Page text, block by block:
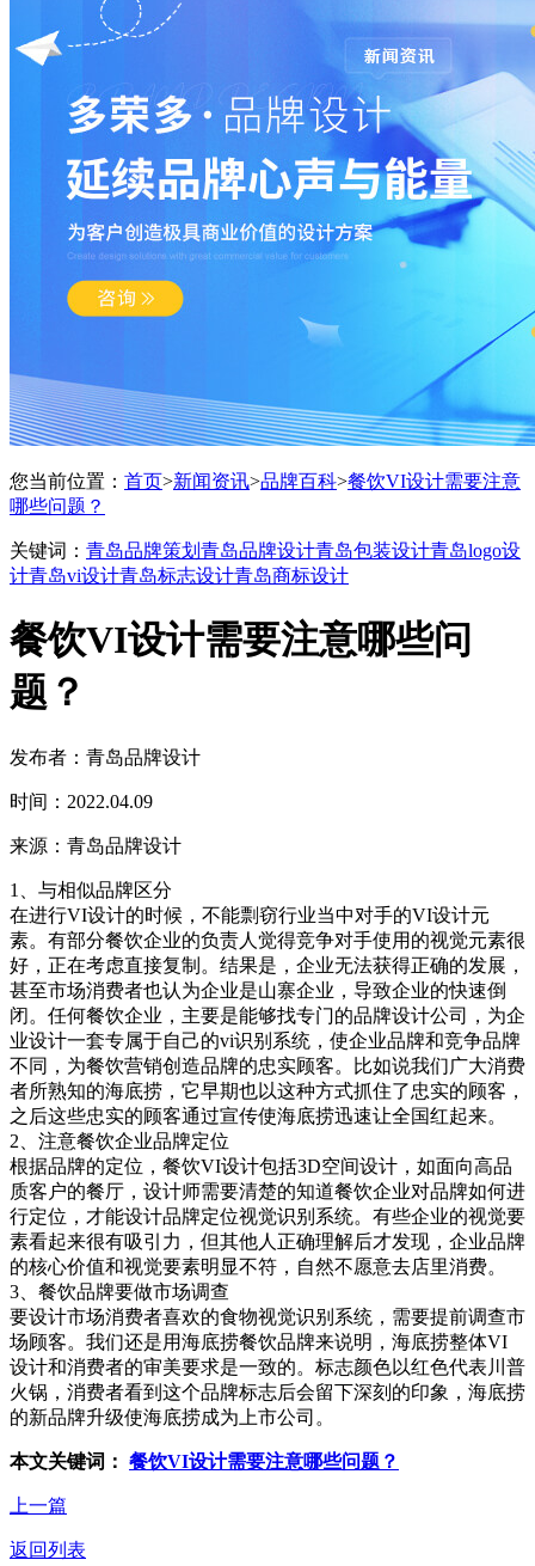
您当前位置： 首页>新闻资讯>品牌百科>餐饮VI设计需要注意
哪些问题？
关键词： 青岛品牌策划 青岛品牌设计青岛包装设计青岛logo设
计青岛vi设计青岛标志设计青岛商标设计
餐饮VI设计需要注意哪些问
题？
发布者：青岛品牌设计
时间：2022.04.09
来源：青岛品牌设计
1、与相似品牌区分
在进行VI设计的时候，不能剽窃行业当中对手的VI设计元
素。有部分餐饮企业的负责人觉得竞争对手使用的视觉元素很
好，正在考虑直接复制。结果是，企业无法获得正确的发展，
甚至市场消费者也认为企业是山寨企业，导致企业的快速倒
闭。任何餐饮企业，主要是能够找专门的品牌设计公司，为企
业设计一套专属于自己的vi识别系统，使企业品牌和竞争品牌
不同，为餐饮营销创造品牌的忠实顾客。比如说我们广大消费
者所熟知的海底捞，它早期也以这种方式抓住了忠实的顾客，
之后这些忠实的顾客通过宣传使海底捞迅速让全国红起来。
2、注意餐饮企业品牌定位
根据品牌的定位，餐饮VI设计包括3D空间设计，如面向高品
质客户的餐厅，设计师需要清楚的知道餐饮企业对品牌如何进
行定位，才能设计品牌定位视觉识别系统。有些企业的视觉要
素看起来很有吸引力，但其他人正确理解后才发现，企业品牌
的核心价值和视觉要素明显不符，自然不愿意去店里消费。
3、餐饮品牌要做市场调查
要设计市场消费者喜欢的食物视觉识别系统，需要提前调查市
场顾客。我们还是用海底捞餐饮品牌来说明，海底捞整体VI
设计和消费者的审美要求是一致的。标志颜色以红色代表川普
火锅，消费者看到这个品牌标志后会留下深刻的印象，海底捞
的新品牌升级使海底捞成为上市公司。
本文关键词： 餐饮VI设计需要注意哪些问题？
上一篇
返回列表